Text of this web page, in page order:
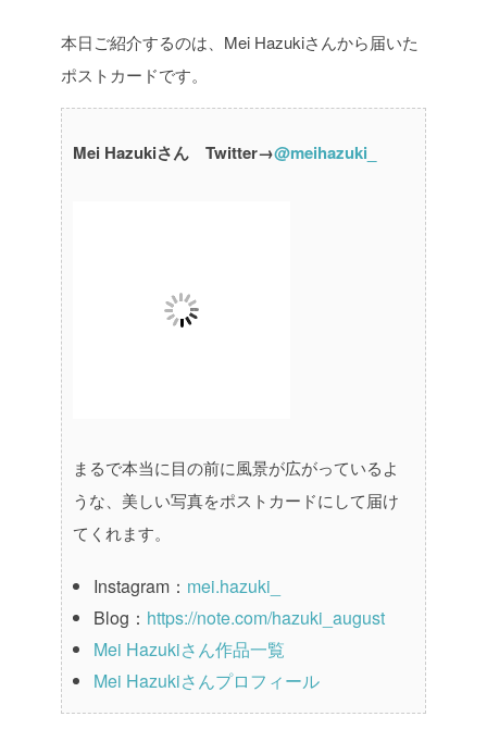
本日ご紹介するのは、Mei Hazukiさんから届いた
ポストカードです。
Mei Hazukiさん Twitter→@meihazuki_
まるで本当に目の前に風景が広がっているよ
うな、美しい写真をポストカードにして届け
てくれます。
Instagram： mei.hazuki_
Blog： https://note.com/hazuki_august
Mei Hazukiさん作品一覧
Mei Hazukiさんプロフィール